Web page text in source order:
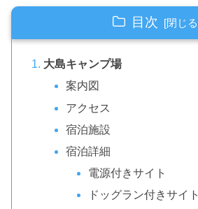
目次
大島キャンプ場
案内図
アクセス
宿泊施設
宿泊詳細
電源付きサイト
ドッグラン付きサイト